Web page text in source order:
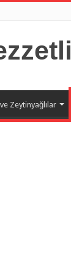
Zeytinyağlılar